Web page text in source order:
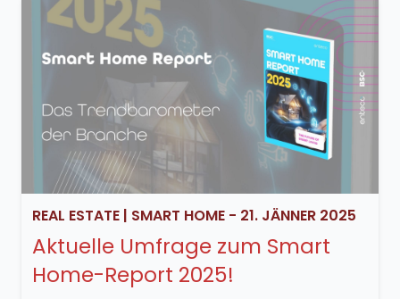
REAL ESTATE| SMART HOME- 21. JÄNNER 2025
Aktuelle Umfrage zum Smart
Home-Report 2025!